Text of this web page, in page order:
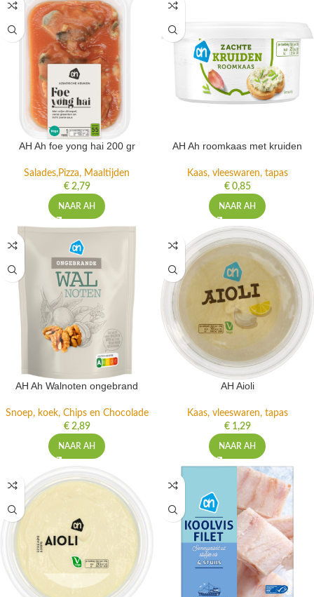
AH Ah foe yong hai 200 gr
Salades,Pizza, Maaltijden
€2,79
NAAR AH
AH Ah roomkaas met kruiden
Kaas, vleeswaren, tapas
€0,85
NAAR AH
AH Ah Walnoten ongebrand
Snoep, koek, Chips en Chocolade
€2,89
NAAR AH
AH Aioli
Kaas, vleeswaren, tapas
€1,29
NAAR AH